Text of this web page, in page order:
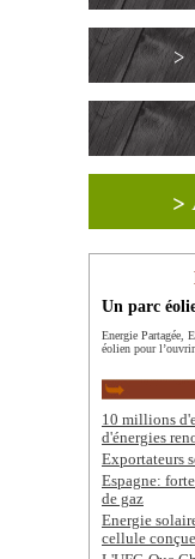
>
>
Un parc
Energie Partagée,
éolien pour l’ouvrir
10 millions
d'énergies
Exportateurs
Espagne:
de gaz
Energie
cellule conçue